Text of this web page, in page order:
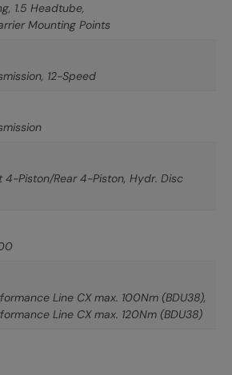
1.5 Headtube,
Mounting Points
12-Speed
4-Piston/Rear 4-Piston, Hydr. Disc
Line CX max. 100Nm (BDU38),
Line CX max. 120Nm (BDU38)